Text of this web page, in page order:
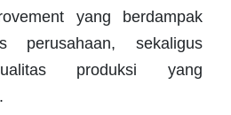
yang berdampak
perusahaan, sekaligus
produksi yang